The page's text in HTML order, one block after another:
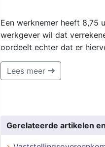
Een werknemer heeft 8,75
werkgever wil dat
oordeelt echter dat er
Lees meer
Gerelateerde artikelen